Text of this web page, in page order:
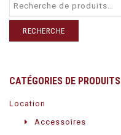
RECHERCHE
CATÉGORIES DE PRODUITS
Location
Accessoires